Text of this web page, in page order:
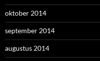
oktober 2014
september 2014
augustus 2014